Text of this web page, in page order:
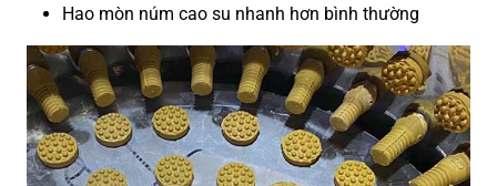
Hao mòn núm cao su nhanh hơn bình thường